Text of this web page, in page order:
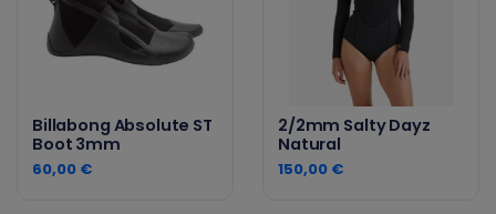
Billabong Absolute ST
Boot 3mm
60,00 €
2/2mm Salty Dayz
Natural
150,00 €